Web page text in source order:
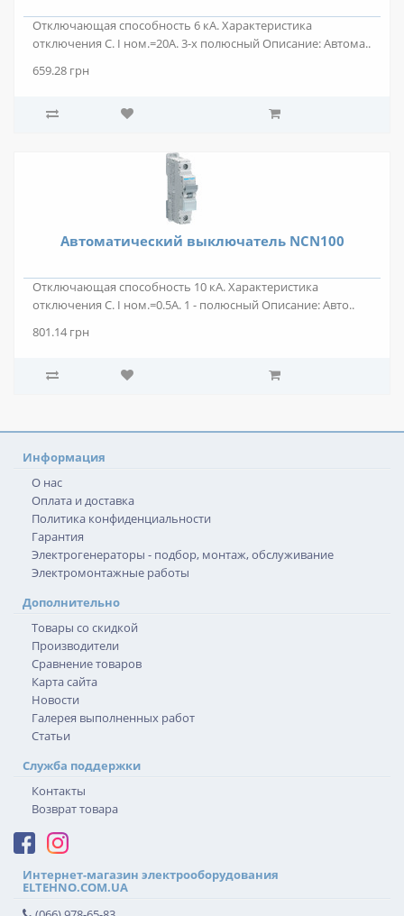
Отключающая способность 6 кА. Характеристика
отключения С. I ном.=20А. 3-х полюсный Описание: Автома..
659.28 грн
Автоматический выключатель NCN100
Отключающая способность 10 кА. Характеристика
отключения C. I ном.=0.5А. 1 - полюсный Описание: Авто..
801.14 грн
Информация
О нас
Оплата и доставка
Политика конфиденциальности
Гарантия
Электрогенераторы - подбор, монтаж, обслуживание
Электромонтажные работы
Дополнительно
Товары со скидкой
Производители
Сравнение товаров
Карта сайта
Новости
Галерея выполненных работ
Статьи
Служба поддержки
Контакты
Возврат товара
Интернет-магазин электрооборудования
ELTEHNO.COM.UA